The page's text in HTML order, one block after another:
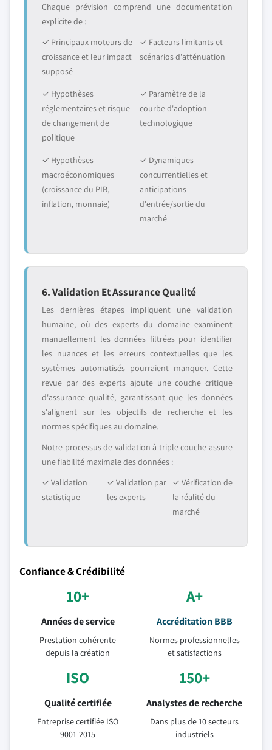
Chaque prévision comprend une documentation
explicite de :
✓ Principaux moteurs de
croissance et leur impact
supposé
✓ Facteurs limitants et
scénarios d'atténuation
✓ Hypothèses
réglementaires et risque
de changement de
politique
✓ Paramètre de la
courbe d'adoption
technologique
✓ Hypothèses
macroéconomiques
(croissance du PIB,
inflation, monnaie)
✓ Dynamiques
concurrentielles et
anticipations
d'entrée/sortie du
marché
6. Validation Et Assurance Qualité
Les dernières étapes impliquent une validation
humaine, où des experts du domaine examinent
manuellement les données filtrées pour identifier
les nuances et les erreurs contextuelles que les
systèmes automatisés pourraient manquer. Cette
revue par des experts ajoute une couche critique
d'assurance qualité, garantissant que les données
s'alignent sur les objectifs de recherche et les
normes spécifiques au domaine.
Notre processus de validation à triple couche assure
une fiabilité maximale des données :
✓ Validation
statistique
✓ Validation par
les experts
✓ Vérification de
la réalité du
marché
Confiance & Crédibilité
10+
Années de service
Prestation cohérente
depuis la création
A+
Accréditation BBB
Normes professionnelles
et satisfactions
ISO
Qualité certifiée
Entreprise certifiée ISO
9001-2015
150+
Analystes de recherche
Dans plus de 10 secteurs
industriels